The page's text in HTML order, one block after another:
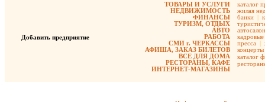
Добавить предприятие
ТОВАРЫ И УСЛУГИ
НЕДВИЖИМОСТЬ
ФИНАНСЫ
ТУРИЗМ, ОТДЫХ
АВТО
РАБОТА
СМИ г. ЧЕРКАССЫ
АФИША, ЗАКАЗ БИЛЕТОВ
ВСЕ ДЛЯ ДОМА
РЕСТОРАНЫ, КАФЕ
ИНТЕРНЕТ-МАГАЗИНЫ
каталог
жилая
банки |
кадровые
пресса |
концерты
каталог